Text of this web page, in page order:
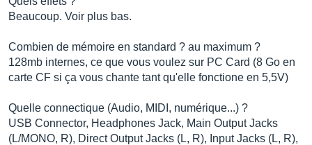
Beaucoup. Voir plus bas.
Combien de mémoire en standard ? au maximum ?
128mb internes, ce que vous voulez sur PC Card (8 Go en
carte CF si ça vous chante tant qu'elle fonctione en 5,5V)
Quelle connectique (Audio, MIDI, numérique...) ?
USB Connector, Headphones Jack, Main Output Jacks
(L/MONO, R), Direct Output Jacks (L, R), Input Jacks (L, R),